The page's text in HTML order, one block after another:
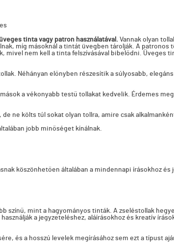
tinta vagy patron használatával.Vannak olyan
míg másoknál a tintát üvegben tárolják. A patronos
mivel nem kell a tinta felszívásával bibelődni. Üveges
Néhányan előnyben részesítik a súlyosabb,
a vékonyabb testű tollakat kedvelik. Érdemes
ne költs túl sokat olyan tollra, amire csak
jobb minőséget kínálnak.
köszönhetően általában a mindennapi írásokhoz és
színű, mint a hagyományos tinták. A zseléstollak
a jegyzeteléshez, aláírásokhoz és kreatív
és a hosszú levelek megírásához sem ezt a típust